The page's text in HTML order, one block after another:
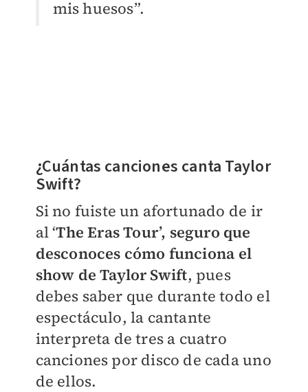
mis huesos”.
¿Cuántas canciones canta Taylor
Swift?
Si no fuiste un afortunado de ir
al ‘The Eras Tour’, seguro que
desconoces cómo funciona el
show de Taylor Swift, pues
debes saber que durante todo el
espectáculo, la cantante
interpreta de tres a cuatro
canciones por disco de cada uno
de ellos.